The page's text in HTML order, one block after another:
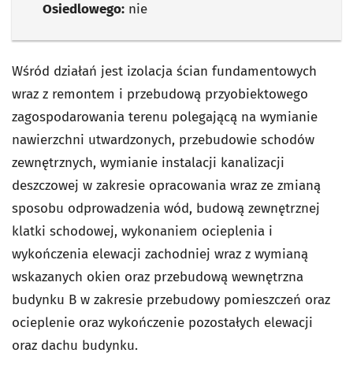
Osiedlowego: nie
Wśród działań jest izolacja ścian fundamentowych
wraz z remontem i przebudową przyobiektowego
zagospodarowania terenu polegającą na wymianie
nawierzchni utwardzonych, przebudowie schodów
zewnętrznych, wymianie instalacji kanalizacji
deszczowej w zakresie opracowania wraz ze zmianą
sposobu odprowadzenia wód, budową zewnętrznej
klatki schodowej, wykonaniem ocieplenia i
wykończenia elewacji zachodniej wraz z wymianą
wskazanych okien oraz przebudową wewnętrzna
budynku B w zakresie przebudowy pomieszczeń oraz
ocieplenie oraz wykończenie pozostałych elewacji
oraz dachu budynku.